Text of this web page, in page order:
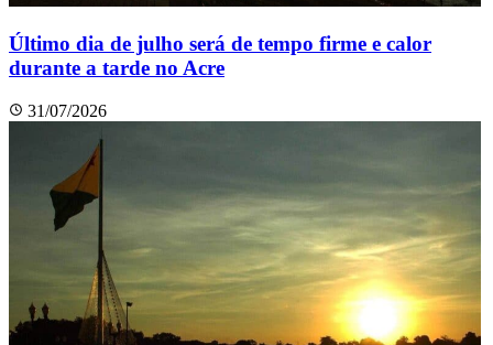
Último dia de julho será de tempo firme e calor
durante a tarde no Acre
31/07/2026